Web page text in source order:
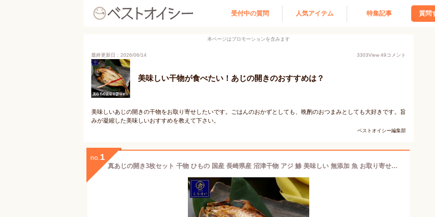
受付中の質問 人気アイテム 特集記事 質問
本ページはプロモーションを含みます
最終更新日：2026/06/14 3303View 49コメント
美味しい干物が食べたい！あじの開きのおすすめは？
美味しいあじの開きの干物をお取り寄せしたいです。ごはんのおかずとしても、晩酌のおつまみとしても大好きです。旨
みが凝縮した美味しいおすすめを教えて下さい。
ベストオイシー編集部
no. 1
真あじの開き3枚セット 干物 ひもの 国産 長崎県産 沼津干物 アジ 鯵 美味しい 無添加 魚 お取り寄せグルメ ご飯のお供 朝食 酒の肴 おつまみ ギフト 内祝い 誕生日プレゼント 惣菜 和食 おかず 食品 食べ物 朝ごはん 実用的